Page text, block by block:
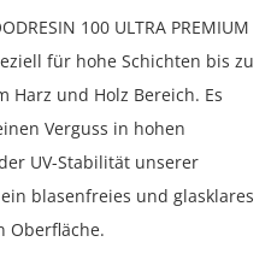
100 ULTRA PREMIUM
für hohe Schichten bis zu
Harz und Holz Bereich. Es
Verguss in hohen
UV-Stabilität unserer
blasenfreies und glasklares
Oberfläche.